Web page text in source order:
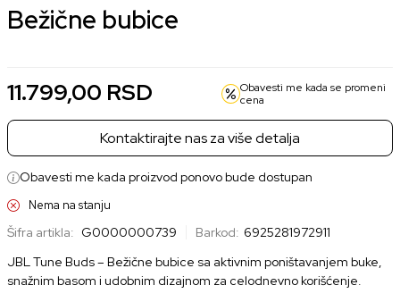
Bežične bubice
11.799,00 RSD
Obavesti me kada se promeni
cena
Kontaktirajte nas za više detalja
Obavesti me kada proizvod ponovo bude dostupan
Nema na stanju
Šifra artikla: G0000000739 Barkod: 6925281972911
JBL Tune Buds – Bežične bubice sa aktivnim poništavanjem buke,
snažnim basom i udobnim dizajnom za celodnevno korišćenje.